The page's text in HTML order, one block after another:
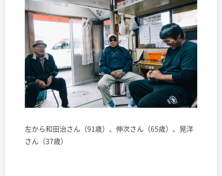
左から和田治さん（91歳）、伸次さん（65歳）、晃洋
さん（37歳）